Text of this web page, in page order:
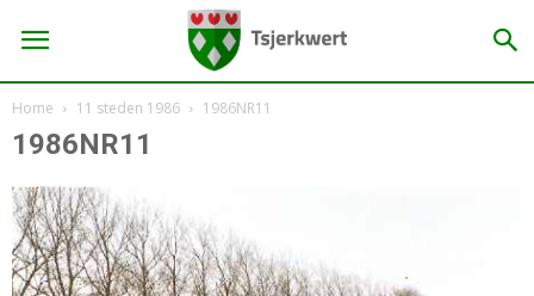
Home 11 steden 1986 1986NR11
1986NR11